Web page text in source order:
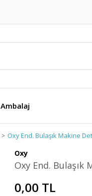
Ambalaj
Oxy End. Bulaşık Makine
Oxy
Oxy End. Bulaşık
0,00 TL